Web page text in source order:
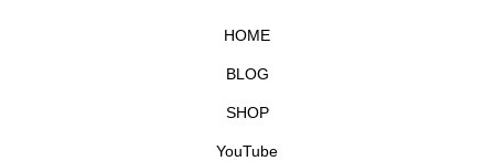
HOME
BLOG
SHOP
YouTube